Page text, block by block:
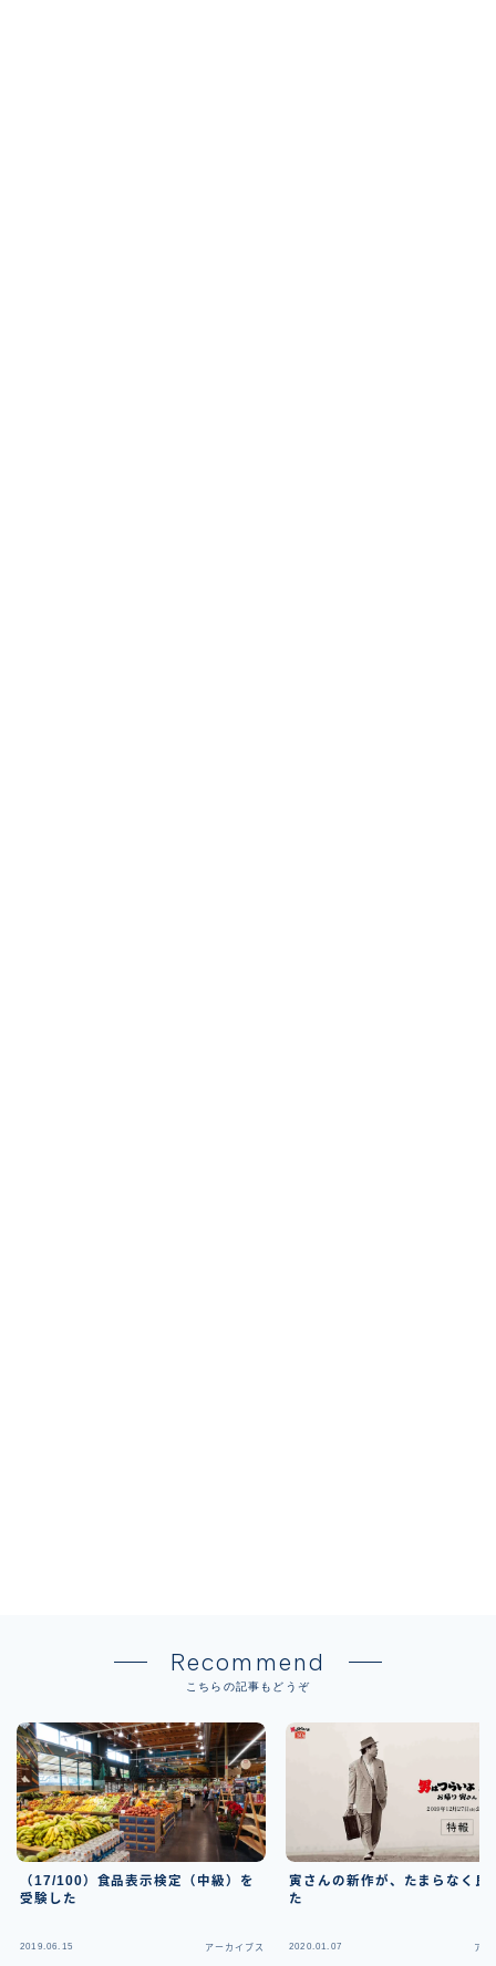
Recommend
こちらの記事もどうぞ
（17/100）食品表示検定（中級）を
受験した
2019.06.15 アーカイブス
寅さんの新作が、たまらなく良
た
2020.01.07 アー